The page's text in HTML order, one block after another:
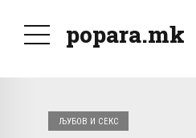
popara.mk
ЉУБОВ И СЕКС